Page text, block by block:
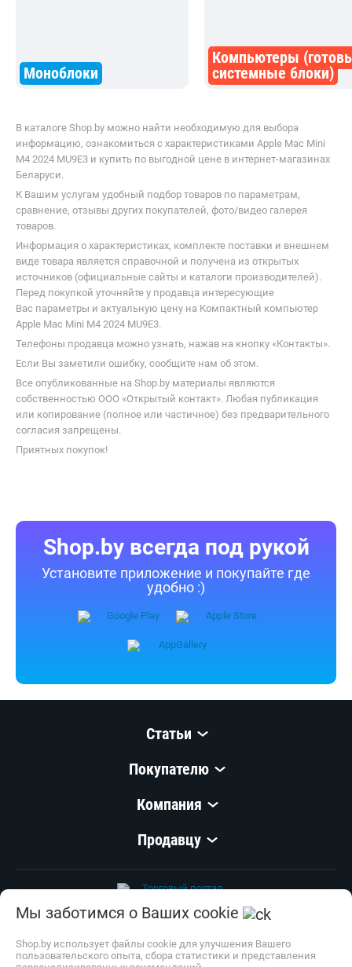
Моноблоки
Компьютеры
системные блоки)
В каталоге Shop.by можно найти необходимую для выбора
информацию, ознакомиться с характеристиками Apple Mac Mini
M4 2024 MU9E3 и купить по выгодной цене в интернет-магазинах
Беларуси.
К Вашим услугам удобный подбор товаров по параметрам,
сравнение, отзывы других покупателей, фото/видео галерея
товаров.
Информация о характеристиках, комплекте поставки и внешнем
виде товара является справочной и получена из открытых
источников (официальные сайты и каталоги производителей).
Перед покупкой уточняйте у продавца интересующие
Вас параметры и актуальную цену на Компактный компьютер
Apple Mac Mini M4 2024 MU9E3.
Телефоны продавца можно узнать, нажав на кнопку «Контакты».
Если Вы заметили ошибку, сообщите нам об этом.
Все опубликованные на Shop.by материалы являются
собственностью ООО «Открытый контакт». Любая публикация
или копирование (полное или частичное) без предварительного
согласия запрещены.
Приятных покупок!
Shop.by всегда под рукой
Установите приложение и покупайте где
удобно :)
Статьи
Покупателю
Компания
Продавцу
ООО «Открытый Контакт»
УНП 100008738
Настройка cookie
Мы заботимся о Ваших cookie
Shop.by использует файлы cookie для улучшения Вашего
пользовательского опыта, сбора статистики и представления